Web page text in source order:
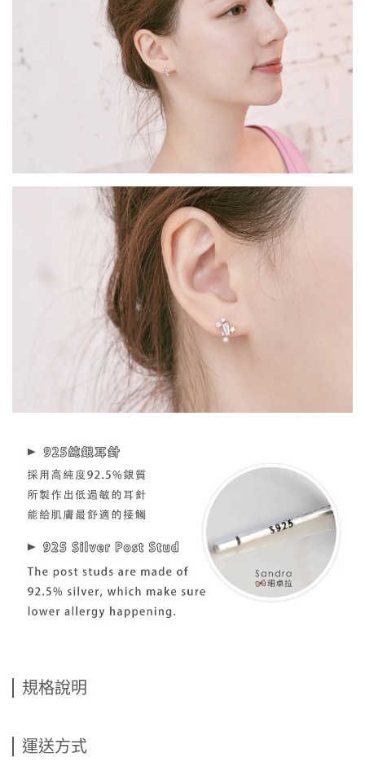
規格說明
運送方式